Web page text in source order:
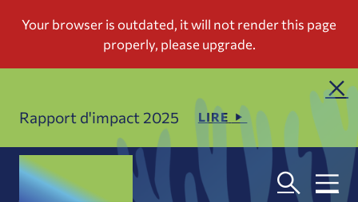
Rapport d'impact 2025 LIRE